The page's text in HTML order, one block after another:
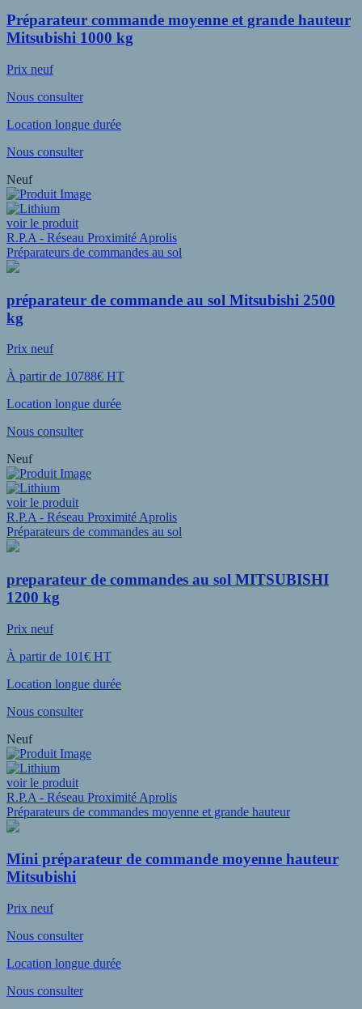
Préparateur commande moyenne et grande hauteur
Mitsubishi 1000 kg
Prix neuf
Nous consulter
Location longue durée
Nous consulter
Neuf
voir le produit
R.P.A - Réseau Proximité Aprolis
Préparateurs de commandes au sol
préparateur de commande au sol Mitsubishi 2500
kg
Prix neuf
À partir de 10788€ HT
Location longue durée
Nous consulter
Neuf
voir le produit
R.P.A - Réseau Proximité Aprolis
Préparateurs de commandes au sol
preparateur de commandes au sol MITSUBISHI
1200 kg
Prix neuf
À partir de 101€ HT
Location longue durée
Nous consulter
Neuf
voir le produit
R.P.A - Réseau Proximité Aprolis
Préparateurs de commandes moyenne et grande hauteur
Mini préparateur de commande moyenne hauteur
Mitsubishi
Prix neuf
Nous consulter
Location longue durée
Nous consulter